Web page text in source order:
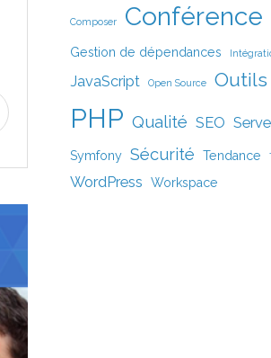
Composer Conférence
Gestion de dépendances
JavaScript Open Source Outils
PHP Qualité SEO
Symfony Sécurité Tendance
WordPress Workspace